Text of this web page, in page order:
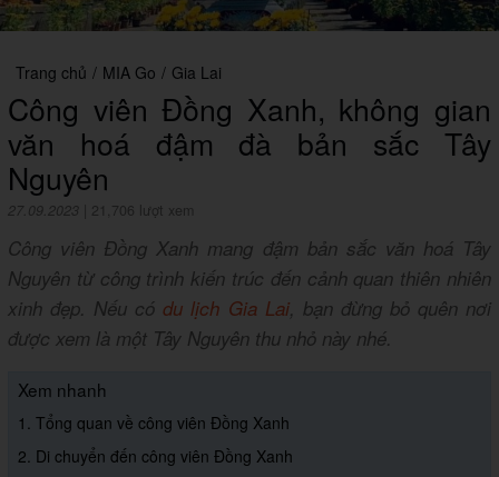
Trang chủ / MIA Go / Gia Lai
Công viên Đồng Xanh, không gian
văn hoá đậm đà bản sắc Tây
Nguyên
27.09.2023 21,706 lượt xem
Công viên Đồng Xanh mang đậm bản sắc văn hoá Tây
Nguyên từ công trình kiến trúc đến cảnh quan thiên nhiên
xinh đẹp. Nếu có du lịch Gia Lai, bạn đừng bỏ quên nơi
được xem là một Tây Nguyên thu nhỏ này nhé.
Xem nhanh
1. Tổng quan về công viên Đồng Xanh
2. Di chuyển đến công viên Đồng Xanh